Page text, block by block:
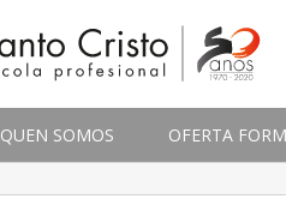
QUEN SOMOS OFERTA